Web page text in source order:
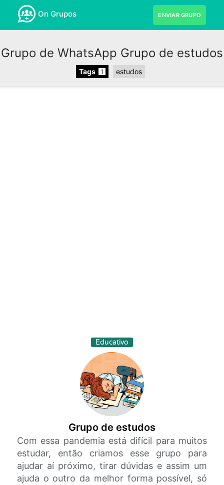
On Grupos ENVIAR GRUPO
Grupo de WhatsApp Grupo de estudos
Tags 1 estudos
Educativo
Grupo de estudos
Com essa pandemia está difícil para muitos
estudar, então criamos esse grupo para
ajudar aí próximo, tirar dúvidas e assim um
ajuda o outro da melhor forma possível, só